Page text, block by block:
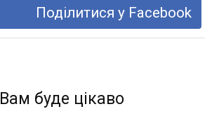
Поділитися у Facebook
Вам буде цікаво